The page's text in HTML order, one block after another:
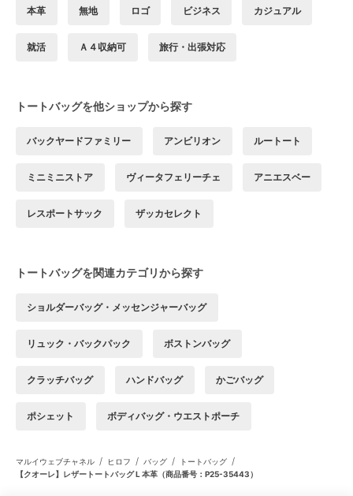
本革 無地 ロゴ ビジネス カジュアル
就活 Ａ４収納可 旅行・出張対応
トートバッグを他ショップから探す
バックヤードファミリー アンビリオン ルートート
ミニミニストア ヴィータフェリーチェ アニエスベー
レスポートサック ザッカセレクト
トートバッグを関連カテゴリから探す
ショルダーバッグ・メッセンジャーバッグ
リュック・バックパック ボストンバッグ
クラッチバッグ ハンドバッグ かごバッグ
ポシェット ボディバッグ・ウエストポーチ
マルイウェブチャネル / ヒロフ / バッグ / トートバッグ /
【クオーレ】レザートートバッグ L 本革（商品番号：P25-35443）